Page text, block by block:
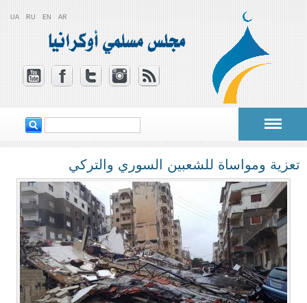
UA RU EN AR
استمارة البحث
تعزية ومواساة للشعبين السوري والتركي